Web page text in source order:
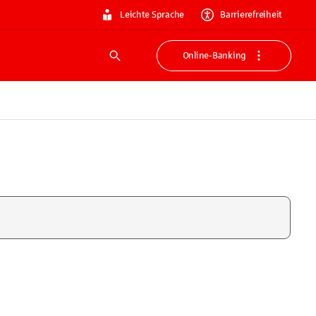
Leichte Sprache Barrierefreiheit
Suche
Online-Banking